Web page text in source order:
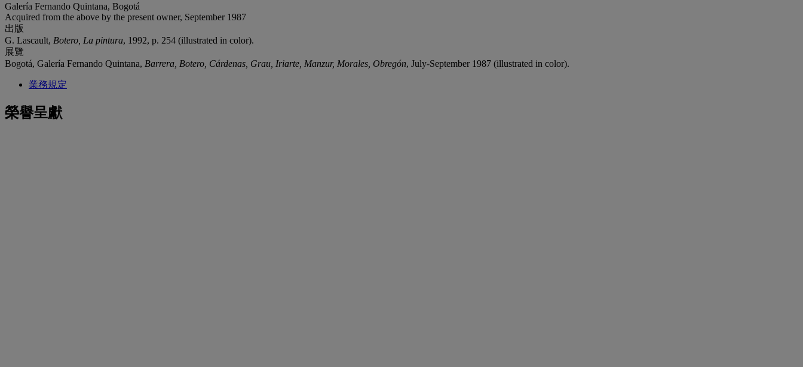
Galería Fernando Quintana, Bogotá
Acquired from the above by the present owner, September 1987
出版
G. Lascault, Botero, La pintura, 1992, p. 254 (illustrated in color).
展覽
Bogotá, Galería Fernando Quintana, Barrera, Botero, Cárdenas, Grau, Iriarte, Manzur, Morales, Obregón, July-September 1987 (illustrated in color).
業務規定
榮譽呈獻